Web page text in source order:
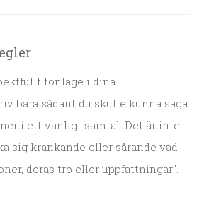
tonläge i dina
bara sådant du skulle kunna säga
i ett vanligt samtal. Det är inte
sig kränkande eller sårande vad
deras tro eller uppfattningar".